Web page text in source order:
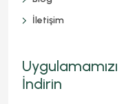
İletişim
Uygulamamızı
İndirin